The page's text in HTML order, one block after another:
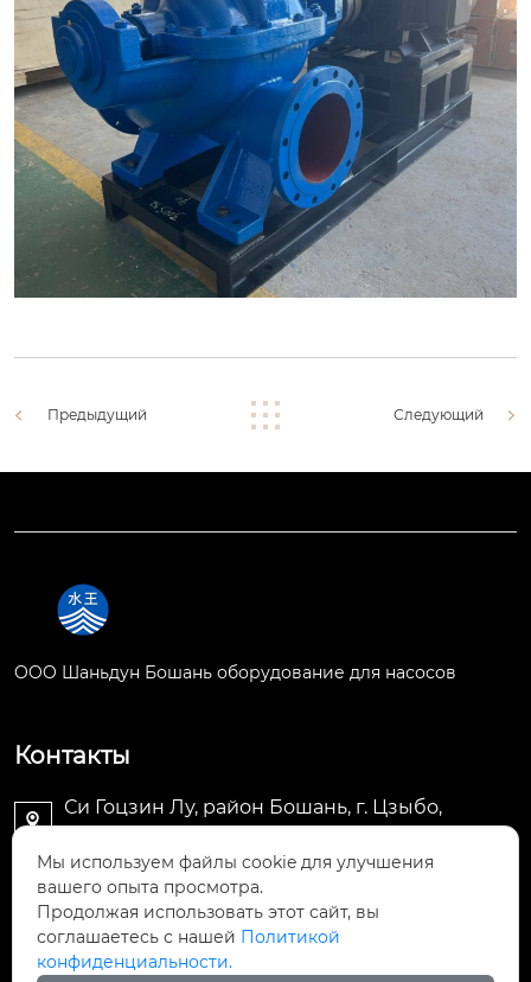
Предыдущий Следующий
OOO Шаньдун Бошань оборудование для насосов
Контакты

Си Гоцзин Лу, район Бошань, г. Цзыбо,
 SDBSSBC@163.com
 +86-533-4295039
Мы используем файлы cookie для улучшения
вашего опыта просмотра.
Продолжая использовать этот сайт, вы
соглашаетесь с нашей Политикой
конфиденциальности.